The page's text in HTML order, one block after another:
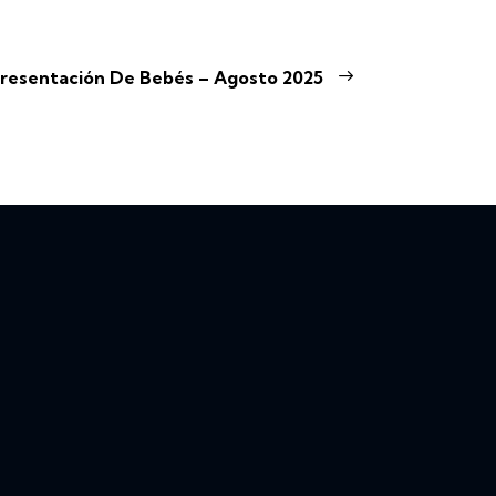
De Bebés – Agosto 2025